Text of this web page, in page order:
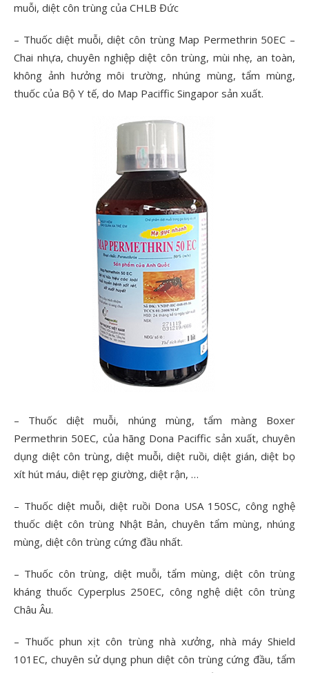
muỗi, diệt côn trùng của CHLB Đức
– Thuốc diệt muỗi, diệt côn trùng Map Permethrin 50EC –
Chai nhựa, chuyên nghiệp diệt côn trùng, mùi nhẹ, an toàn,
không ảnh hưởng môi trường, nhúng mùng, tẩm mùng,
thuốc của Bộ Y tế, do Map Paciffic Singapor sản xuất.
– Thuốc diệt muỗi, nhúng mùng, tẩm màng Boxer
Permethrin 50EC, của hãng Dona Paciffic sản xuất, chuyên
dụng diệt côn trùng, diệt muỗi, diệt ruồi, diệt gián, diệt bọ
xít hút máu, diệt rẹp giường, diệt rận, …
– Thuốc diệt muỗi, diệt ruồi Dona USA 150SC, công nghệ
thuốc diệt côn trùng Nhật Bản, chuyên tẩm mùng, nhúng
mùng, diệt côn trùng cứng đầu nhất.
– Thuốc côn trùng, diệt muỗi, tẩm mùng, diệt côn trùng
kháng thuốc Cyperplus 250EC, công nghệ diệt côn trùng
Châu Âu.
– Thuốc phun xịt côn trùng nhà xưởng, nhà máy Shield
101EC, chuyên sử dụng phun diệt côn trùng cứng đầu, tẩm